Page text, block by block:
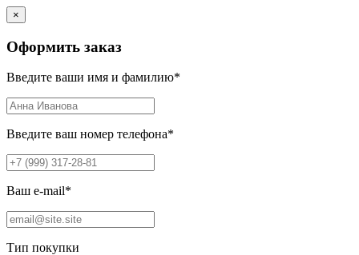
×
Оформить заказ
Введите ваши имя и фамилию*
Введите ваш номер телефона*
Ваш e-mail*
Тип покупки